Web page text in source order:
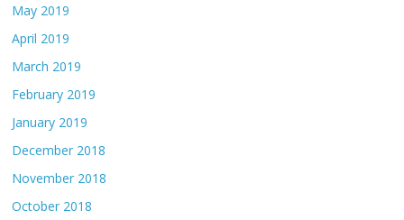
May 2019
April 2019
March 2019
February 2019
January 2019
December 2018
November 2018
October 2018